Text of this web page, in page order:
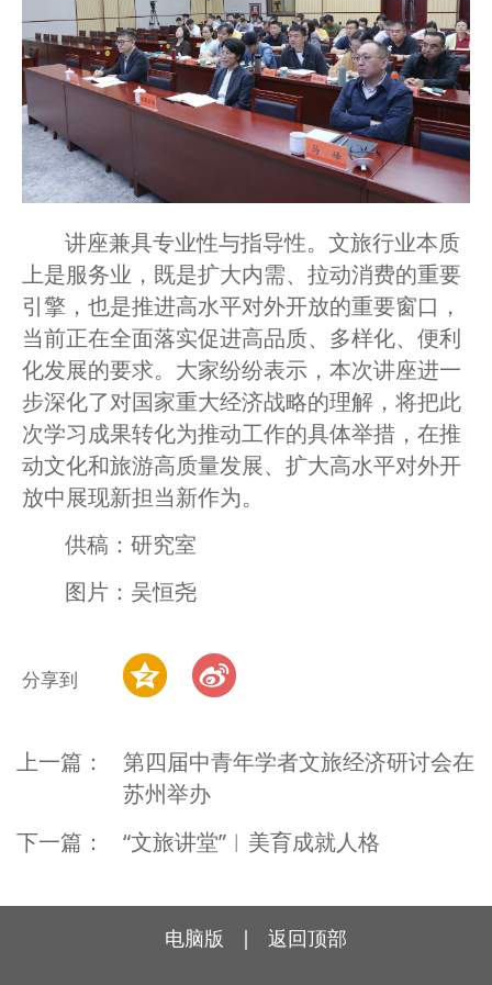
讲座兼具专业性与指导性。文旅行业本质
上是服务业，既是扩大内需、拉动消费的重要
引擎，也是推进高水平对外开放的重要窗口，
当前正在全面落实促进高品质、多样化、便利
化发展的要求。大家纷纷表示，本次讲座进一
步深化了对国家重大经济战略的理解，将把此
次学习成果转化为推动工作的具体举措，在推
动文化和旅游高质量发展、扩大高水平对外开
放中展现新担当新作为。
供稿：研究室
图片：吴恒尧
分享到
上一篇：
第四届中青年学者文旅经济研讨会在
苏州举办
下一篇：
“文旅讲堂”︱美育成就人格
电脑版 | 返回顶部